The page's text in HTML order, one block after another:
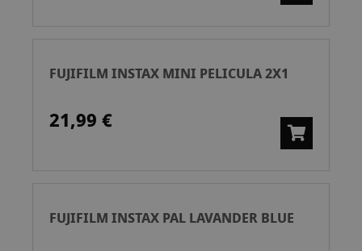
FUJIFILM INSTAX MINI PELICULA 2X1
21,99 €
FUJIFILM INSTAX PAL LAVANDER BLUE